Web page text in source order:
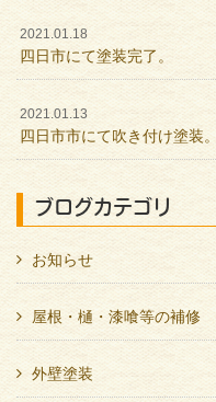
2021.01.18
四日市にて塗装完了。
2021.01.13
四日市市にて吹き付け塗装。
ブログカテゴリ
お知らせ
屋根・樋・漆喰等の補修
外壁塗装